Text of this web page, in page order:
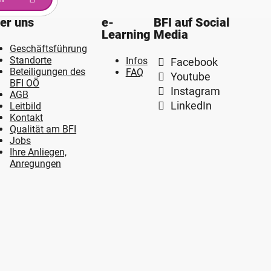
uns
Geschäftsführung
Standorte
Beteiligungen des
BFI OÖ
AGB
Leitbild
Kontakt
Qualität am BFI
Jobs
Ihre Anliegen,
Anregungen
e-
Learning
Infos
FAQ
BFI auf Social
Media
Facebook
Youtube
Instagram
LinkedIn